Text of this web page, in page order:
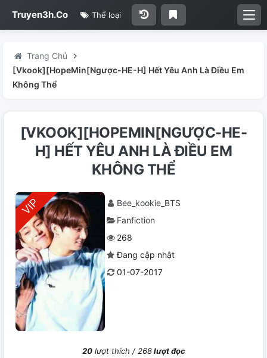
Truyen3h.Co Thể loại
Trang Chủ
[Vkook][HopeMin[Ngược-HE-H] Hết Yêu Anh Là Điều Em
Không Thể
[VKOOK][HOPEMIN[NGƯỢC-HE-
H] HẾT YÊU ANH LÀ ĐIỀU EM
KHÔNG THỂ
Bee_kookie_BTS
Fanfiction
268
Đang cập nhật
01-07-2017
20lượt thích /268lượt đọc